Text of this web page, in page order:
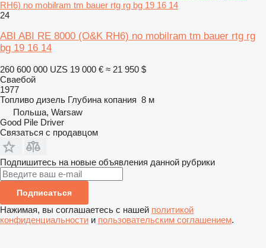
RH6) no mobilram tm bauer rtg rg bg 19 16 14
24
ABI ABI RE 8000 (O&K RH6) no mobilram tm bauer rtg rg
bg 19 16 14
260 600 000 UZS 19 000 € ≈ 21 950 $
Сваебой
1977
Топливо дизель Глубина копания 8 м
Польша, Warsaw
Good Pile Driver
Связаться с продавцом
Подпишитесь на новые объявления данной рубрики
Подписаться
Нажимая, вы соглашаетесь с нашей политикой
конфиденциальности и пользовательским соглашением.